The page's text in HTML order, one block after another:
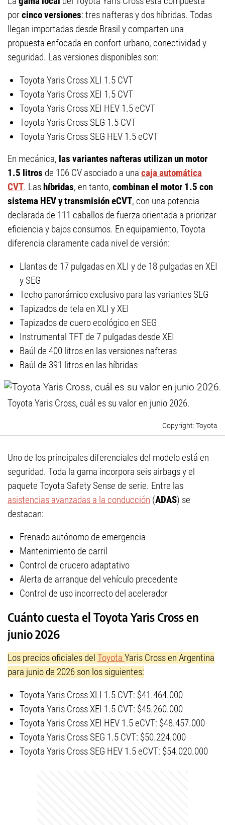
porcinco versiones: tres nafteras y dos híbridas. Todas
llegan importadas desde Brasil y comparten una
propuesta enfocada en confort urbano, conectividad y
seguridad. Las versiones disponibles son:
Toyota Yaris Cross XLI 1.5 CVT
Toyota Yaris Cross XEI 1.5 CVT
Toyota Yaris Cross XEI HEV 1.5 eCVT
Toyota Yaris Cross SEG 1.5 CVT
Toyota Yaris Cross SEG HEV 1.5 eCVT
En mecánica, las variantes nafteras utilizan un motor
1.5 litros de 106 CV asociado a una caja automática
CVT. Lashíbridas, en tanto, combinan el motor 1.5 con
sistema HEV y transmisión eCVT, con una potencia
declarada de 111 caballos de fuerza orientada a priorizar
eficiencia y bajos consumos. En equipamiento, Toyota
diferencia claramente cada nivel de versión:
Llantas de 17 pulgadas en XLI y de 18 pulgadas en XEI
y SEG
Techo panorámico exclusivo para las variantes SEG
Tapizados de tela en XLI y XEI
Tapizados de cuero ecológico en SEG
Instrumental TFT de 7 pulgadas desde XEI
Baúl de 400 litros en las versiones nafteras
Baúl de 391 litros en las híbridas
Toyota Yaris Cross, cuál es su valor en junio 2026.
Toyota
Uno de los principales diferenciales del modelo está en
seguridad. Toda la gama incorpora seis airbags y el
paquete Toyota Safety Sense de serie. Entre las
asistencias avanzadas a la conducción (ADAS) se
destacan:
Frenado autónomo de emergencia
Mantenimiento de carril
Control de crucero adaptativo
Alerta de arranque del vehículo precedente
Control de uso incorrecto del acelerador
Cuánto cuesta el Toyota Yaris Cross en
junio 2026
Los precios oficiales del Toyota Yaris Cross en Argentina
para junio de 2026 son los siguientes:
Toyota Yaris Cross XLI 1.5 CVT: $41.464.000
Toyota Yaris Cross XEI 1.5 CVT: $45.260.000
Toyota Yaris Cross XEI HEV 1.5 eCVT: $48.457.000
Toyota Yaris Cross SEG 1.5 CVT: $50.224.000
Toyota Yaris Cross SEG HEV 1.5 eCVT: $54.020.000